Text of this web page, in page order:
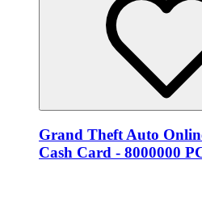
Grand Theft Auto
Cash Card - 8000000